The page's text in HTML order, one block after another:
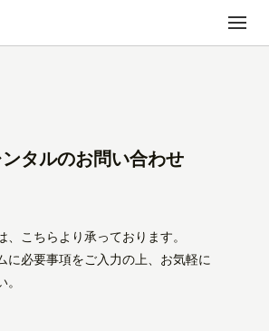
toggle
タルのお問い合わせ
、こちらより承っております。
に必要事項をご入力の上、お気軽に